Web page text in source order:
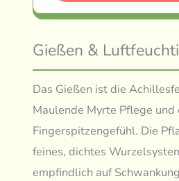
Gießen &
Das Gießen ist die
Maulende Myrte Pflege
Fingerspitzengefühl. Die
feines, dichtes
empfindlich auf